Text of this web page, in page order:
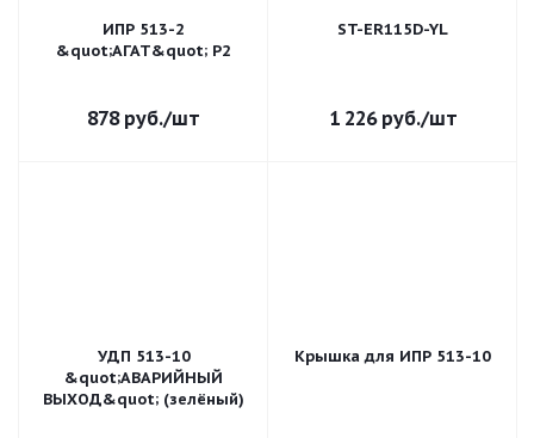
ИПР 513-2
&quot;АГАТ&quot; Р2
878руб./шт
ST-ER115D-YL
1 226руб./шт
УДП 513-10
&quot;АВАРИЙНЫЙ
ВЫХОД&quot; (зелёный)
Крышка для ИПР 513-10